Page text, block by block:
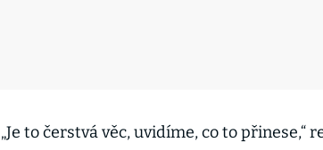
„Je to čerstvá věc, uvidíme, co to přinese,“